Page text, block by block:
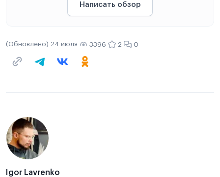
Написать обзор
(Обновлено) 24 июля 3396 2 0
Igor Lavrenko